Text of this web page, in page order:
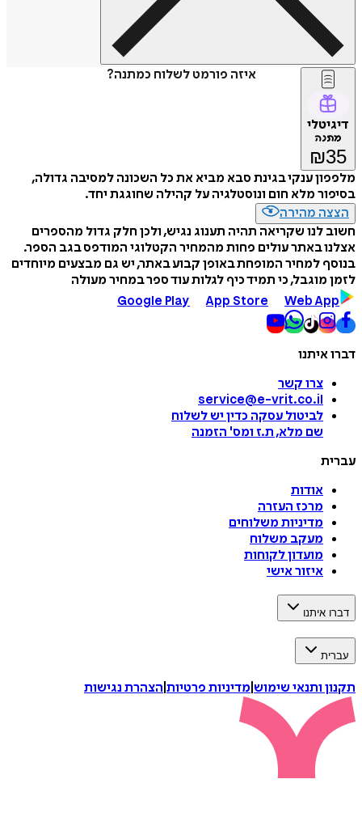
איזה פורמט לשלוח כמתנה?
דיגיטלי
מתנה
₪35
מלפפון ענקי בגינת סבא מביא את כל השכונה למסיבה גדולה,
בסיפור מלא חום ונוסטלגיה על קהילה שחוגגת יחד.
הצצה מהירה
חשוב לנו שקריאה תהיה תענוג נגיש, ולכן חלק גדול מהספרים
אצלנו באתר עולים פחות מהמחיר הקטלוגי המודפס בגב הספר.
בנוסף למחיר המופחת באופן קבוע באתר, יש גם מבצעים מיוחדים
לזמן מוגבל, כי תמיד כיף לגלות עוד ספר במחיר מעולה
Google Play
App Store Web App
דברו איתנו
צרו קשר
service@e-vrit.co.il
לביטול עסקה כדין יש לשלוח
שם מלא, ת.ז ומס' הזמנה
עברית
אודות
מרכז העזרה
מדיניות משלוחים
מעקב משלוח
מועדון לקוחות
איזור אישי
דברו איתנו
עברית
תקנון ותנאי שימוש מדיניות פרטיות הצהרת נגישות